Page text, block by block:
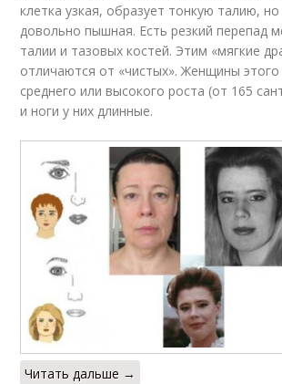
клетка узкая, образует тонкую талию, но
довольно пышная. Есть резкий перепад
талии и тазовых костей. Этим «мягкие
отличаются от «чистых». Женщины
среднего или высокого роста (от 165
и ноги у них длинные.
Читать дальше →